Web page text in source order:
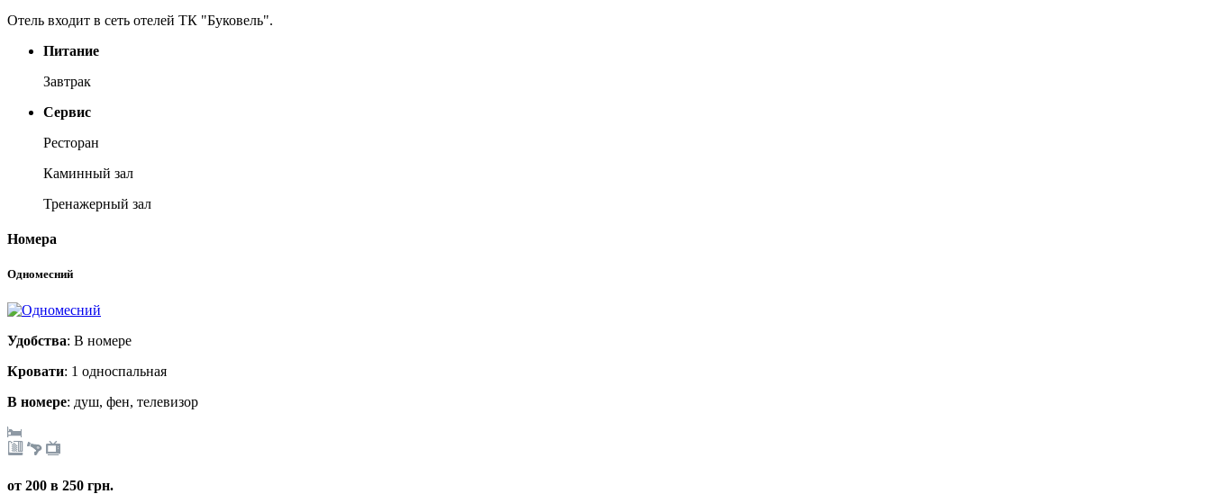
Отель входит в сеть отелей ТК "Буковель".
Питание
Завтрак
Сервис
Ресторан
Каминный зал
Тренажерный зал
Номера
Одномесний
Удобства: В номере
Кровати: 1 односпальная
В номере: душ, фен, телевизор
от 200 в 250 грн.